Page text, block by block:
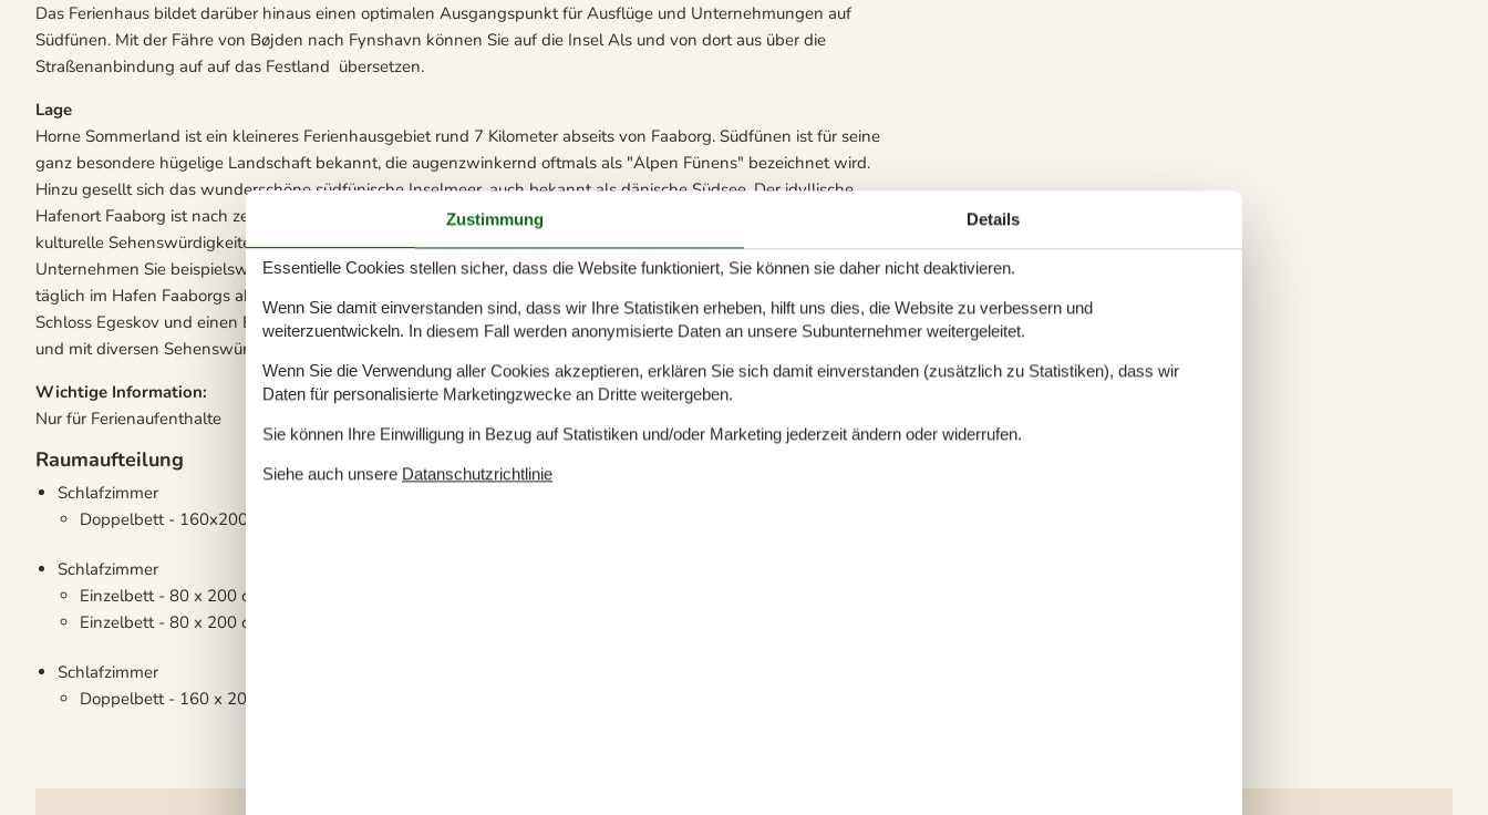
Das Ferienhaus bildet darüber hinaus einen optimalen Ausgangspunkt für Ausflüge und Unternehmungen auf
Südfünen. Mit der Fähre von Bøjden nach Fynshavn können Sie auf die Insel Als und von dort aus über die
Straßenanbindung auf auf das Festland übersetzen.
Lage
Horne Sommerland ist ein kleineres Ferienhausgebiet rund 7 Kilometer abseits von Faaborg. Südfünen ist für seine
ganz besondere hügelige Landschaft bekannt, die augenzwinkernd oftmals als "Alpen Fünens" bezeichnet wird.
Hinzu gesellt sich das wunderschöne südfünische Inselmeer, auch bekannt als dänische Südsee. Der idyllische
Hafenort Faaborg ist nach zehnminütiger Autofahrt erreicht. In Faaborg treffen Sie auf interessante Geschäfte,
kulturelle Sehenswürdigkeiten, Restaurants und ein Schwimmbad. Südfünen hat generell viel zu bieten.
Unternehmen Sie beispielsweise einen Tagesausflug auf die Inseln Lyø, Avernakø oder Ærø. Die Fähren legen
täglich im Hafen Faaborgs ab. Empfehlen möchten wir Ihnen außerdem einen Besuch des beeindruckenden
Schloss Egeskov und einen Bummel durch Fünens größte Stadt Odense, die nach rund 30 Minuten erreicht ist
und mit diversen Sehenswürdigkeiten zu überzeugen weiß.
Wichtige Information:
Nur für Ferienaufenthalte
Raumaufteilung
Schlafzimmer
Doppelbett - 160x200 cm
Schlafzimmer
Einzelbett - 80 x 200 cm
Einzelbett - 80 x 200 cm
Schlafzimmer
Doppelbett - 160 x 200 cm
Zustimmung Details
Essentielle Cookies stellen sicher, dass die Website funktioniert, Sie können sie daher nicht deaktivieren.
Wenn Sie damit einverstanden sind, dass wir Ihre Statistiken erheben, hilft uns dies, die Website zu verbessern und
weiterzuentwickeln. In diesem Fall werden anonymisierte Daten an unsere Subunternehmer weitergeleitet.
Wenn Sie die Verwendung aller Cookies akzeptieren, erklären Sie sich damit einverstanden (zusätzlich zu Statistiken), dass wir
Daten für personalisierte Marketingzwecke an Dritte weitergeben.
Sie können Ihre Einwilligung in Bezug auf Statistiken und/oder Marketing jederzeit ändern oder widerrufen.
Siehe auch unsere Datanschutzrichtlinie